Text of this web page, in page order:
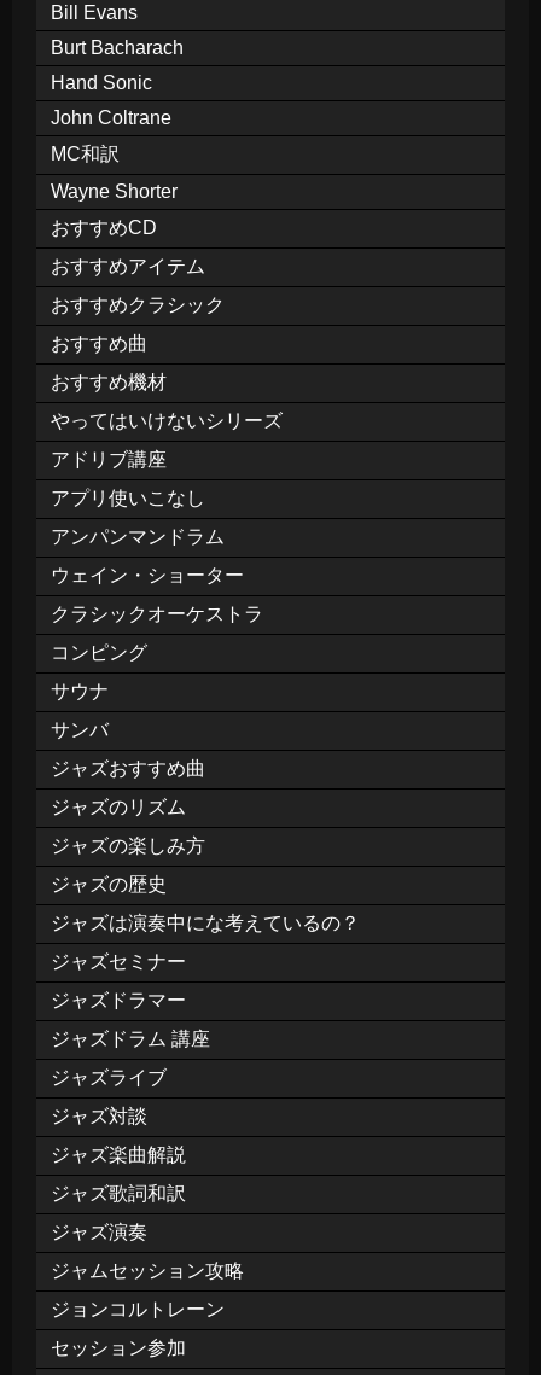
Bill Evans
Burt Bacharach
Hand Sonic
John Coltrane
MC和訳
Wayne Shorter
おすすめCD
おすすめアイテム
おすすめクラシック
おすすめ曲
おすすめ機材
やってはいけないシリーズ
アドリブ講座
アプリ使いこなし
アンパンマンドラム
ウェイン・ショーター
クラシックオーケストラ
コンピング
サウナ
サンバ
ジャズおすすめ曲
ジャズのリズム
ジャズの楽しみ方
ジャズの歴史
ジャズは演奏中にな考えているの？
ジャズセミナー
ジャズドラマー
ジャズドラム 講座
ジャズライブ
ジャズ対談
ジャズ楽曲解説
ジャズ歌詞和訳
ジャズ演奏
ジャムセッション攻略
ジョンコルトレーン
セッション参加